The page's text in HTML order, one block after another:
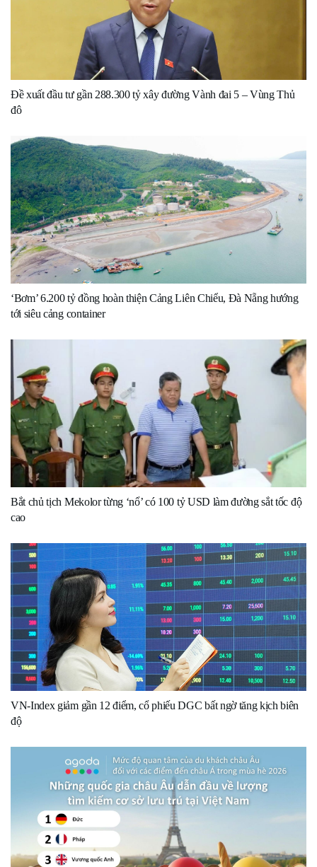
Đề xuất đầu tư gần 288.300 tỷ xây đường Vành đai 5 – Vùng Thủ
đô
‘Bơm’ 6.200 tỷ đồng hoàn thiện Cảng Liên Chiểu, Đà Nẵng hướng
tới siêu cảng container
Bắt chủ tịch Mekolor từng ‘nổ’ có 100 tỷ USD làm đường sắt tốc độ
cao
VN-Index giảm gần 12 điểm, cổ phiếu DGC bất ngờ tăng kịch biên
độ